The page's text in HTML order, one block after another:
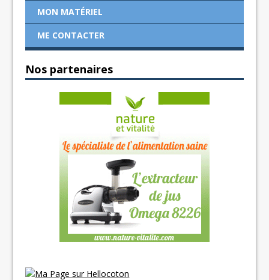
MON MATÉRIEL
ME CONTACTER
Nos partenaires